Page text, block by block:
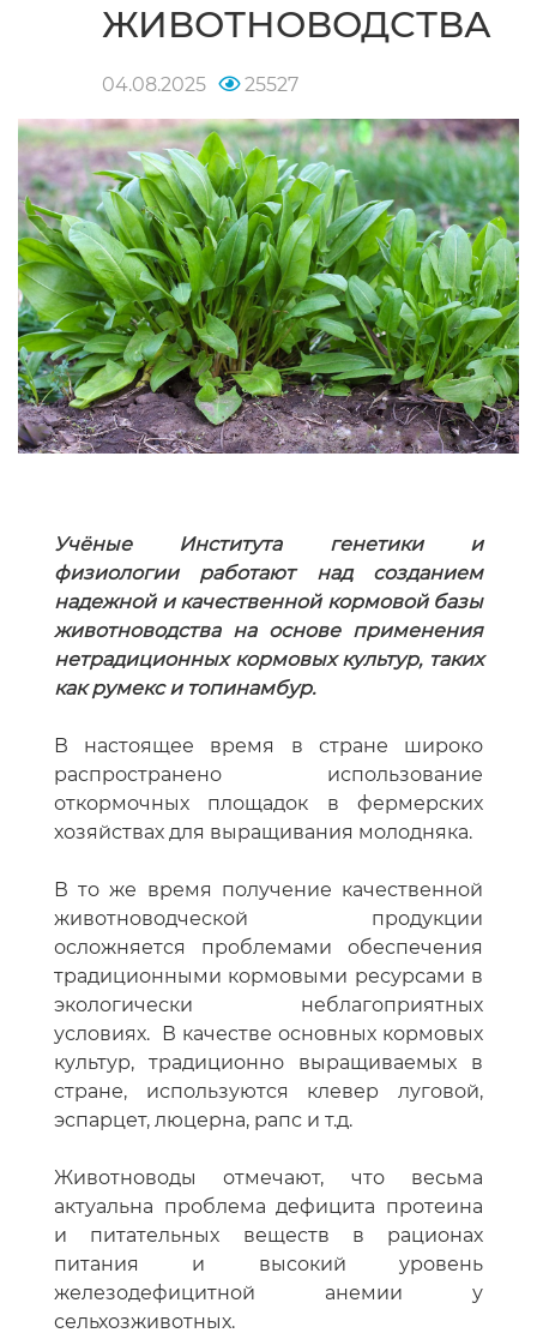
ЖИВОТНОВОДСТВА
04.08.2025 25527
Учёные Института генетики и
физиологии работают над созданием
надежной и качественной кормовой базы
животноводства на основе применения
нетрадиционных кормовых культур, таких
как румекс и топинамбур.
В настоящее время в стране широко
распространено использование
откормочных площадок в фермерских
хозяйствах для выращивания молодняка.
В то же время получение качественной
животноводческой продукции
осложняется проблемами обеспечения
традиционными кормовыми ресурсами в
экологически неблагоприятных
условиях. В качестве основных кормовых
культур, традиционно выращиваемых в
стране, используются клевер луговой,
эспарцет, люцерна, рапс и т.д.
Животноводы отмечают, что весьма
актуальна проблема дефицита протеина
и питательных веществ в рационах
питания и высокий уровень
железодефицитной анемии у
сельхозживотных.